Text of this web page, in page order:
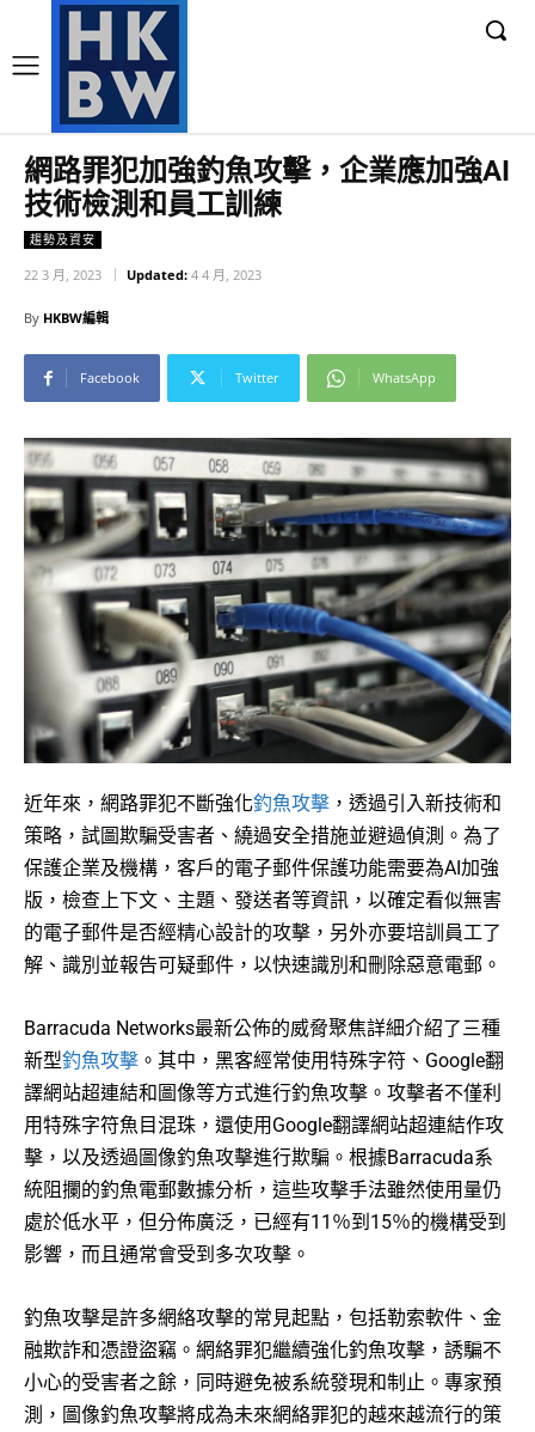
網路罪犯加強釣魚攻擊，企業應加強AI
技術檢測和員工訓練
趨勢及資安
22 3 月, 2023 Updated: 4 4 月, 2023
By HKBW編輯
Facebook Twitter WhatsApp
近年來，網路罪犯不斷強化釣魚攻擊 ，透過引入新技術和
策略，試圖欺騙受害者、繞過安全措施並避過偵測。為了
保護企業及機構，客戶的電子郵件保護功能需要為AI加強
版，檢查上下文、主題、發送者等資訊，以確定看似無害
的電子郵件是否經精心設計的攻擊，另外亦要培訓員工了
解、識別並報告可疑郵件，以快速識別和刪除惡意電郵。
Barracuda Networks最新公佈的威脅聚焦詳細介紹了三種
新型釣魚攻擊 。其中，黑客經常使用特殊字符、Google翻
譯網站超連結和圖像等方式進行釣魚攻擊。攻擊者不僅利
用特殊字符魚目混珠，還使用Google翻譯網站超連結作攻
擊，以及透過圖像釣魚攻擊進行欺騙。根據Barracuda系
統阻攔的釣魚電郵數據分析，這些攻擊手法雖然使用量仍
處於低水平，但分佈廣泛，已經有11％到15％的機構受到
影響，而且通常會受到多次攻擊。
釣魚攻擊是許多網絡攻擊的常見起點，包括勒索軟件、金
融欺詐和憑證盜竊。網絡罪犯繼續強化釣魚攻擊，誘騙不
小心的受害者之餘，同時避免被系統發現和制止。專家預
測，圖像釣魚攻擊將成為未來網絡罪犯的越來越流行的策